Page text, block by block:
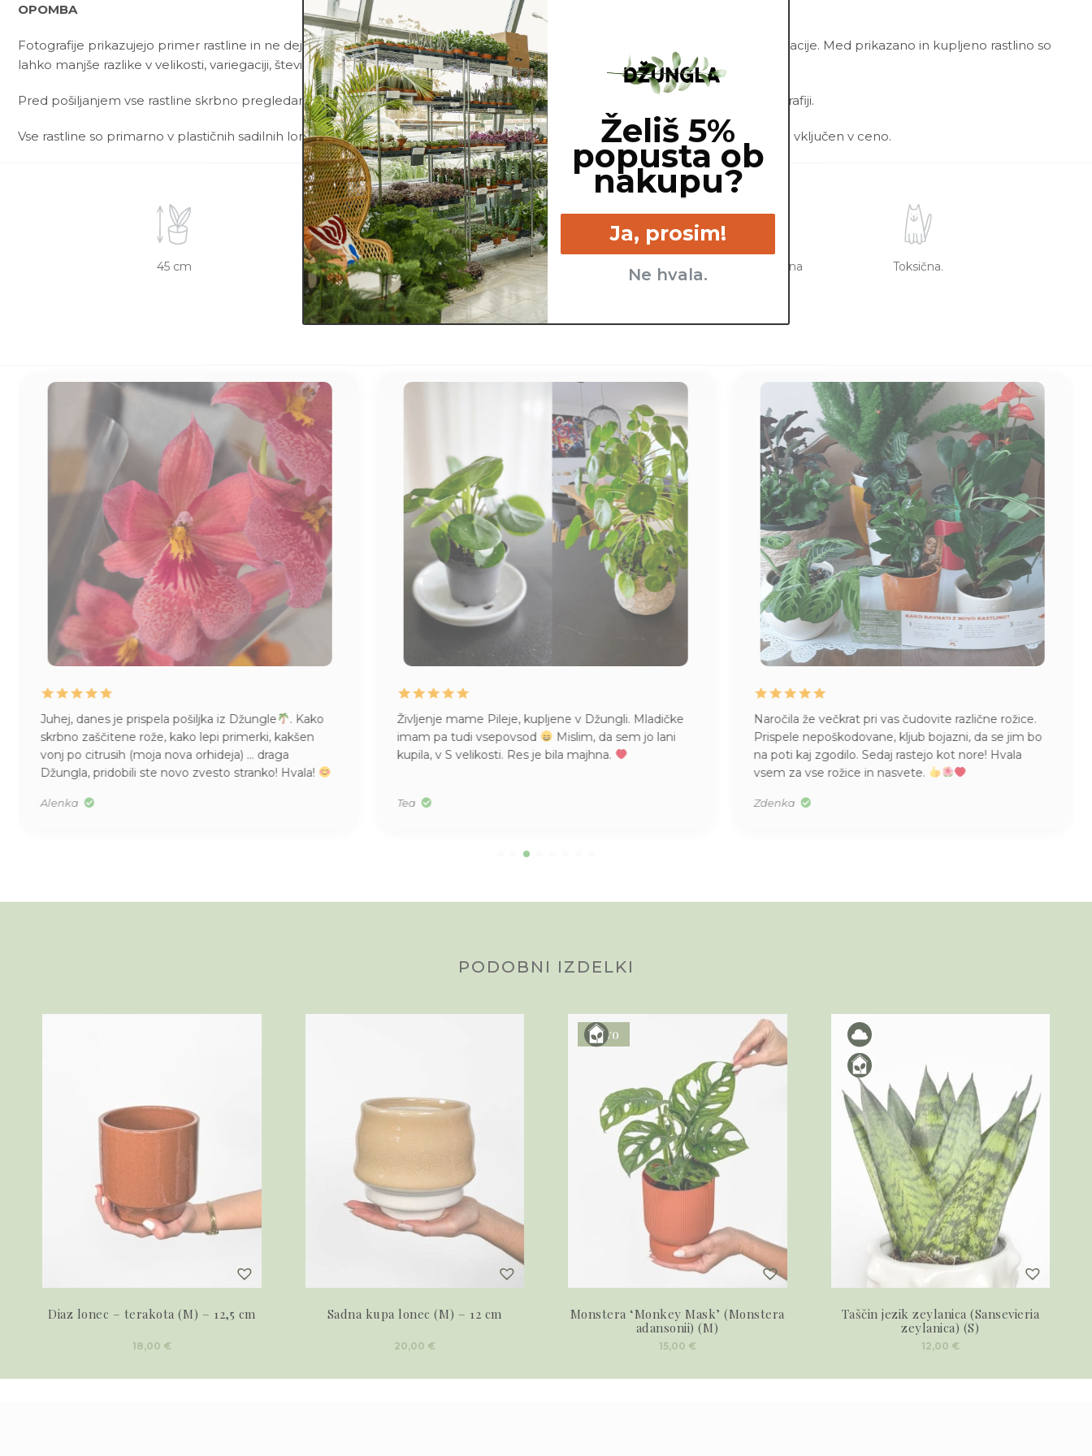
OPOMBA
Fotografije prikazujejo primer rastline in ne dejanske rastline, ki jo naročite. Ker je vsaka rastlina unikatna, so možne manjše variacije. Med prikazano in kupljeno rastlino so
lahko manjše razlike v velikosti, variegaciji, številu listov, vej, cvetov, itd …
Pred pošiljanjem vse rastline skrbno pregledamo in zagotovimo, da gredo na pot zdrave in čim bolj podobne izdelku na fotografiji.
Vse rastline so primarno v plastičnih sadilnih lončkih. Višino sadilnega lonca je možno razbrati iz slike z metrom. Okrasni lonec ni vključen v ceno.
45 cm 15 cm
Srednje - kadar se zgornji
sloj zemlje izsuši.
Veliko - posredna sončna
Toksična.
Juhej, danes je prispela pošiljka iz Džungle
. Kako
skrbno zaščitene rože, kako lepi primerki, kakšen
vonj po citrusih (moja nova orhideja) … draga
Džungla, pridobili ste novo zvesto stranko! Hvala!
Alenka
Življenje mame Pileje, kupljene v Džungli. Mladičke
imam pa tudi vsepovsod
Mislim, da sem jo lani
kupila, v S velikosti. Res je bila majhna.
Tea
Naročila že večkrat pri vas čudovite različne rožice.
Prispele nepoškodovane, kljub bojazni, da se jim bo
na poti kaj zgodilo. Sedaj rastejo kot nore! Hvala
vsem za vse rožice in nasvete.
Zdenka
PODOBNI IZDELKI
Diaz lonec – terakota (M) – 12,5 cm
18,00 €
Sadna kupa lonec (M) – 12 cm
20,00 €
Novo
Monstera ‘Monkey Mask’ (Monstera
adansonii) (M)
15,00 €
Taščin jezik zeylanica (Sansevieria
zeylanica) (S)
12,00 €
Želiš 5%
popusta ob
nakupu?
Ja, prosim!
Ne hvala.